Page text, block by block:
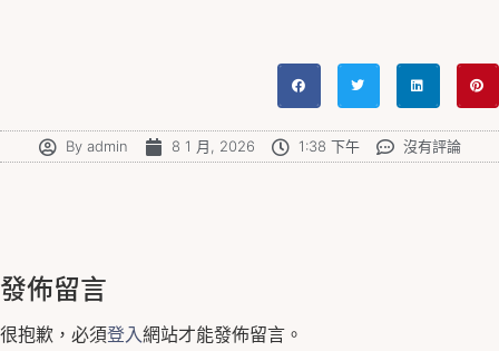
Byadmin 8 1 月, 2026 1:38 下午 沒有評論
發佈留言
很抱歉，必須登入網站才能發佈留言。